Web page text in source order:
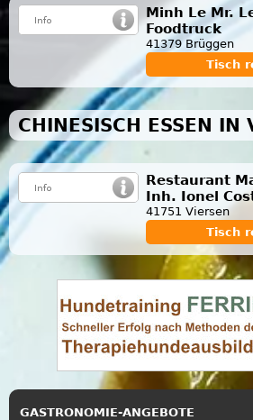
Minh Le Mr.
Foodtruck
41379 Brüggen
Tisch
CHINESISCH ESSEN IN
Restaurant
Inh. Ionel
41751 Viersen
Tisch
GASTRONOMIE-ANGEBOTE